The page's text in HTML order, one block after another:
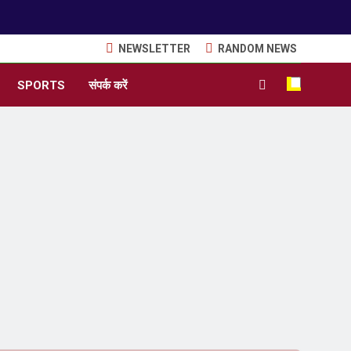
NEWSLETTER RANDOM NEWS
SPORTS संपर्क करें